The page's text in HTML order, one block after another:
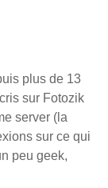
plus de 13
sur Fotozik
server (la
sur ce qui
peu geek,